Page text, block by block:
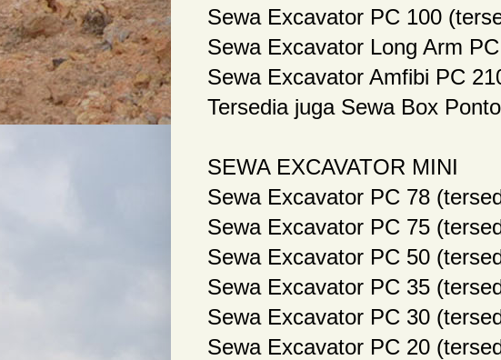
Sewa Excavator PC 100
Sewa Excavator Long Arm
Sewa Excavator Amfibi PC
Tersedia juga Sewa Box
SEWA EXCAVATOR MINI
Sewa Excavator PC 78
Sewa Excavator PC 75
Sewa Excavator PC 50
Sewa Excavator PC 35
Sewa Excavator PC 30
Sewa Excavator PC 20